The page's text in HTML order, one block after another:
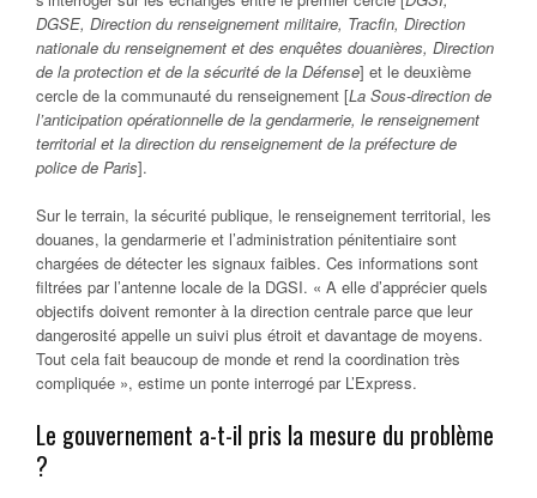
DGSE, Direction du renseignement militaire, Tracfin, Direction
nationale du renseignement et des enquêtes douanières, Direction
de la protection et de la sécurité de la Défense] et le deuxième
cercle de la communauté du renseignement [La Sous-direction de
l’anticipation opérationnelle de la gendarmerie, le renseignement
territorial et la direction du renseignement de la préfecture de
police de Paris].
Sur le terrain, la sécurité publique, le renseignement territorial, les
douanes, la gendarmerie et l’administration pénitentiaire sont
chargées de détecter les signaux faibles. Ces informations sont
filtrées par l’antenne locale de la DGSI. « A elle d’apprécier quels
objectifs doivent remonter à la direction centrale parce que leur
dangerosité appelle un suivi plus étroit et davantage de moyens.
Tout cela fait beaucoup de monde et rend la coordination très
compliquée », estime un ponte interrogé par L’Express.
Le gouvernement a-t-il pris la mesure du problème
?